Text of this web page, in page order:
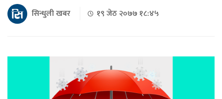
सिन्धुली खबर १९ जेठ २०७७ १८:४५